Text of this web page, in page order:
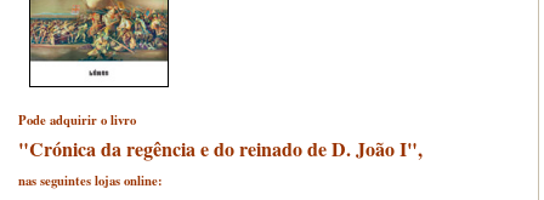
Pode adquirir o livro
"Crónica da regência e do reinado de D. João I",
nas seguintes lojas online: